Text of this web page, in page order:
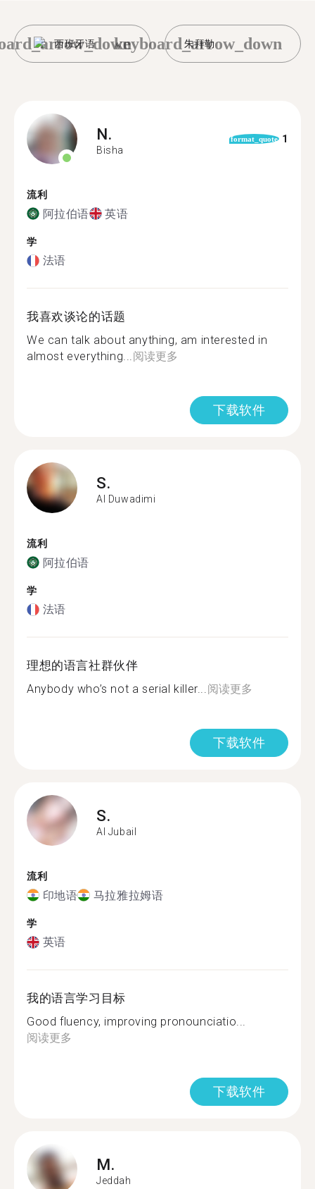
西班牙语 朱拜勒
keyboard_arrow_down
N.
Bisha
format_quote 1
流利
阿拉伯语 英语
学
法语
我喜欢谈论的话题
We can talk about anything, am interested in
almost everything...阅读更多
下载软件
S.
Al Duwadimi
流利
阿拉伯语
学
法语
理想的语言社群伙伴
Anybody who’s not a serial killer...阅读更多
下载软件
S.
Al Jubail
流利
印地语 马拉雅拉姆语
学
英语
我的语言学习目标
Good fluency, improving pronounciatio...
阅读更多
下载软件
M.
Jeddah